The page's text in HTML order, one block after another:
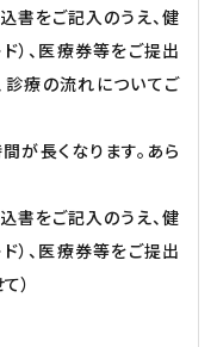
書をご記入のうえ、健
）、医療券等をご提出
診療の流れについてご
間が長くなります。あら
書をご記入のうえ、健
）、医療券等をご提出
）